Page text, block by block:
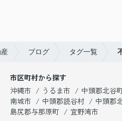
ブログ タグ一覧
市区町村から探す
沖縄市
うるま市 中頭郡北谷
南城市
中頭郡読谷村 中頭郡
島尻郡与那原町
宜野湾市